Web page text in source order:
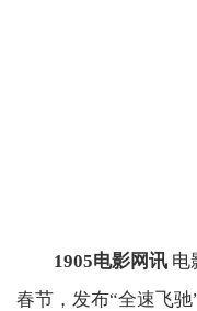
1905电影网讯 电
春节，发布“全速飞